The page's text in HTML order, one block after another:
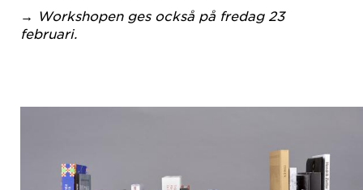
→ Workshopen ges också på fredag 23
februari.